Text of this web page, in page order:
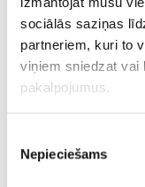
sociālās saziņas
partneriem, kuri to
viņiem sniedzat vai
pakalpojumus.
izvēle
Nepieciešams